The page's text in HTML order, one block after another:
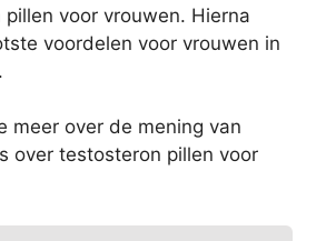
voor vrouwen. Hierna
voordelen voor vrouwen in
meer over de mening van
over testosteron pillen voor